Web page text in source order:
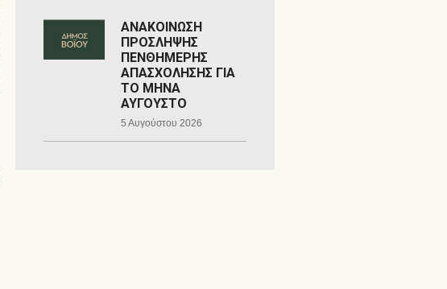
ΑΝΑΚΟΙΝΩΣΗ
ΠΡΟΣΛΗΨΗΣ
ΠΕΝΘΗΜΕΡΗΣ
ΑΠΑΣΧΟΛΗΣΗΣ ΓΙΑ
ΤΟ ΜΗΝΑ
ΑΥΓΟΥΣΤΟ
5 Αυγούστου 2026